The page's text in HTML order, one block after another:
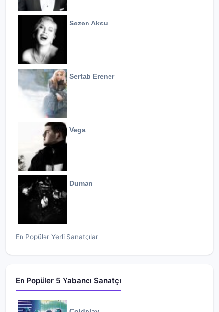
Sezen Aksu
Sertab Erener
Vega
Duman
En Popüler Yerli Sanatçılar
En Popüler 5 Yabancı Sanatçı